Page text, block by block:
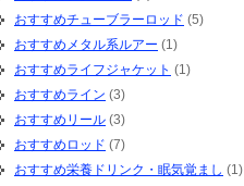
おすすめチューブラーロッド (5)
おすすめメタル系ルアー (1)
おすすめライフジャケット (1)
おすすめライン (3)
おすすめリール (3)
おすすめロッド (7)
おすすめ栄養ドリンク・眠気覚まし (1)